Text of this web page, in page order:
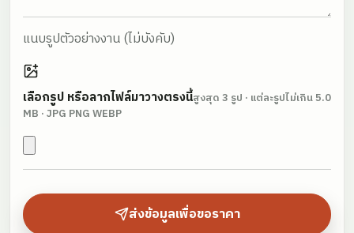
แนบรูปตัวอย่างงาน(ไม่บังคับ)
เลือกรูป หรือลากไฟล์มาวางตรงนี้สูงสุด3 รูป · แต่ละรูปไม่เกิน5.0
MB · JPG PNG WEBP
ส่งข้อมูลเพื่อขอราคา